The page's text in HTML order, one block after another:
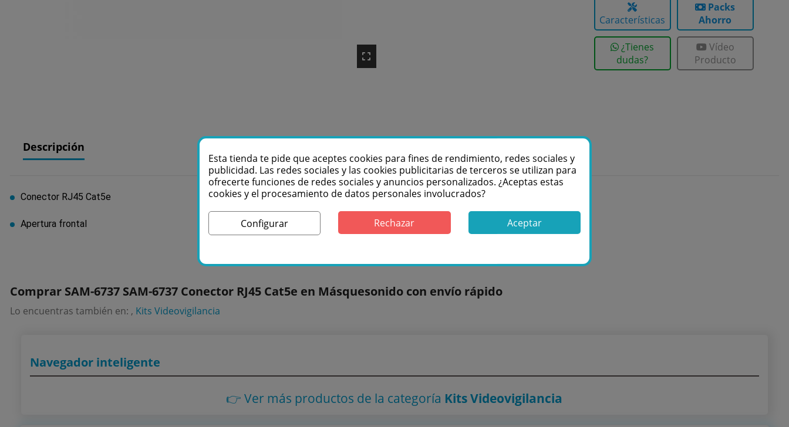
Características
Packs
Ahorro
¿Tienes
dudas?
Vídeo
Producto
Descripción
Conector RJ45 Cat5e
Apertura frontal
Comprar SAM-6737 SAM-6737 Conector RJ45 Cat5e en Másquesonido con envío rápido
Lo encuentras también en: , Kits Videovigilancia
Navegador inteligente
👉 Ver más productos de la categoría Kits Videovigilancia
Esta tienda te pide que aceptes cookies para fines de rendimiento, redes sociales y
publicidad. Las redes sociales y las cookies publicitarias de terceros se utilizan para
ofrecerte funciones de redes sociales y anuncios personalizados. ¿Aceptas estas
cookies y el procesamiento de datos personales involucrados?
Configurar Rechazar Aceptar